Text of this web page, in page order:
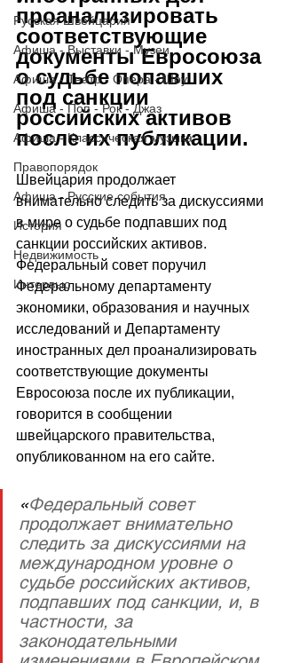
Русская Швейцария
Афиша - Выставки - Музеи
Афиша - Театр - Опера - Шоу
Афиша - Поп - Рок - Джаз
Афиша - Классическая музыка
Правопорядок
Афиша - Русские события
История
Недвижимость
Интервью
проанализировать
соответствующие
документы Евросоюза
о судьбе попавших
под санкции
российских активов
после их публикации.
Швейцария продолжает
внимательно следить за дискуссиями
в мире о судьбе подпавших под
санкции российских активов.
Федеральный совет поручил
Федеральному департаменту
экономики, образования и научных
исследований и Департаменту
иностранных дел проанализировать
соответствующие документы
Евросоюза после их публикации,
говорится в сообщении
швейцарского правительства,
опубликованном на его сайте.
«Федеральный совет
продолжает внимательно
следить за дискуссиями на
международном уровне о
судьбе российских активов,
подпавших под санкции, и, в
частности, за
законодательными